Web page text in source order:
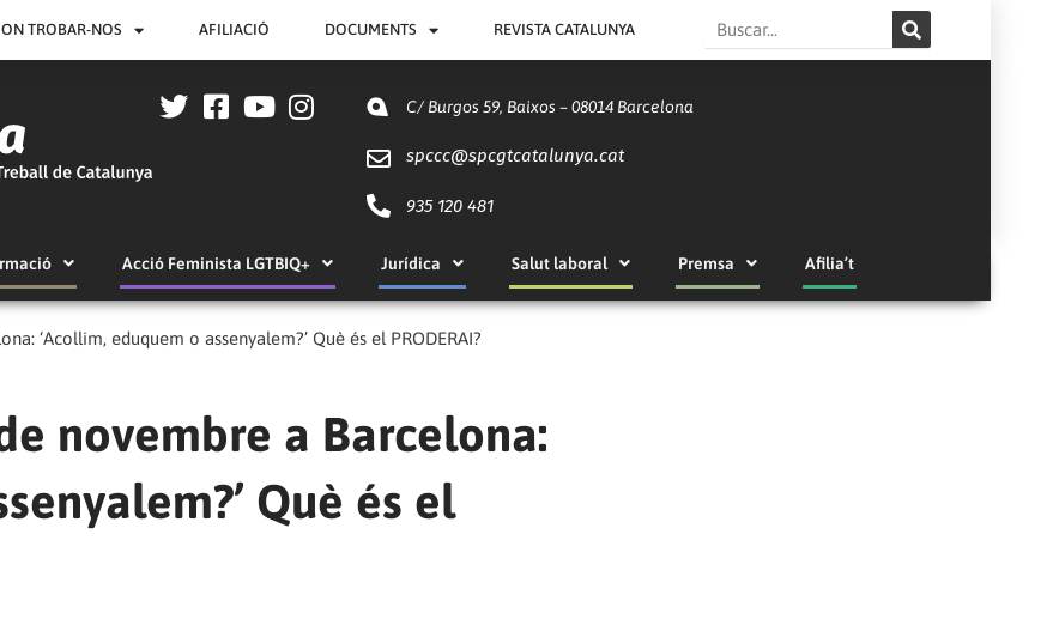
ON TROBAR-NOS AFILIACIÓ DOCUMENTS REVISTA CATALUNYA Search
C/ Burgos 59, Baixos – 08014 Barcelona
spccc@spcgtcatalunya.cat
935 120 481
Acció Feminista LGTBIQ+ Jurídica Salut laboral Premsa Afilia’t
‘Acollim, eduquem o assenyalem?’ Què és el PRODERAI?
novembre a Barcelona:
Què és el